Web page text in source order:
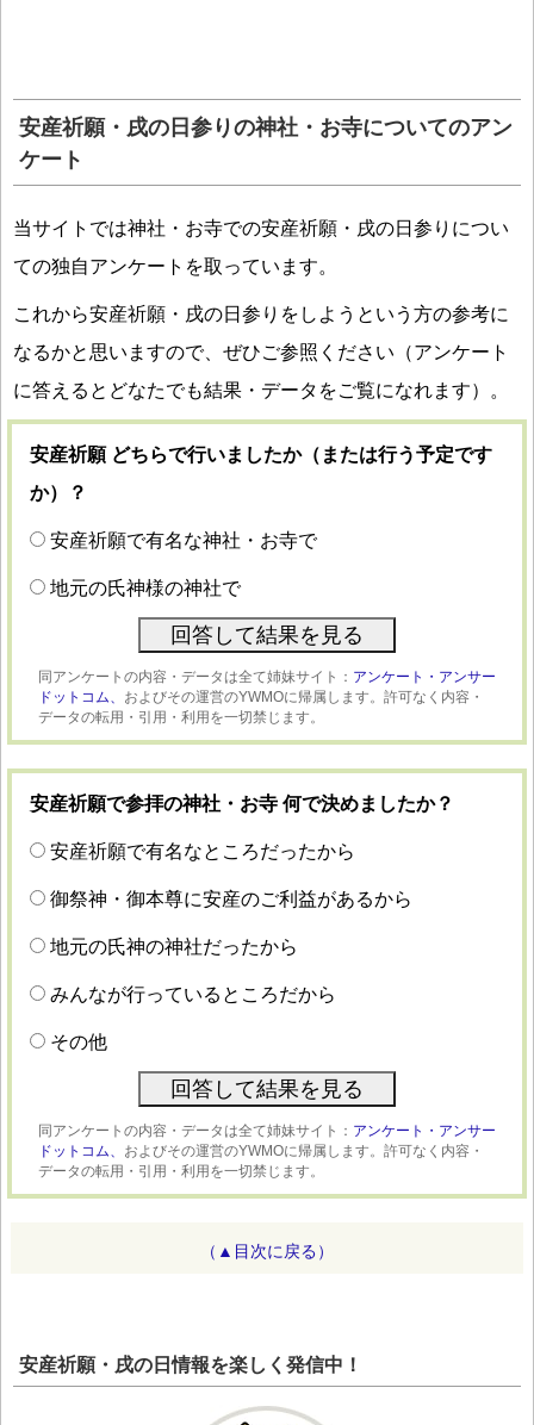
安産祈願・戌の日参りの神社・お寺についてのアン
ケート
当サイトでは神社・お寺での安産祈願・戌の日参りについ
ての独自アンケートを取っています。
これから安産祈願・戌の日参りをしようという方の参考に
なるかと思いますので、ぜひご参照ください（アンケート
に答えるとどなたでも結果・データをご覧になれます）。
安産祈願 どちらで行いましたか（または行う予定です
か）？
安産祈願で有名な神社・お寺で
地元の氏神様の神社で
同アンケートの内容・データは全て姉妹サイト： アンケート・アンサー
ドットコム、 およびその運営のYWMOに帰属します。許可なく内容・
データの転用・引用・利用を一切禁じます。
安産祈願で参拝の神社・お寺 何で決めましたか？
安産祈願で有名なところだったから
御祭神・御本尊に安産のご利益があるから
地元の氏神の神社だったから
みんなが行っているところだから
その他
同アンケートの内容・データは全て姉妹サイト： アンケート・アンサー
ドットコム、 およびその運営のYWMOに帰属します。許可なく内容・
データの転用・引用・利用を一切禁じます。
（▲目次に戻る）
安産祈願・戌の日情報を楽しく発信中！